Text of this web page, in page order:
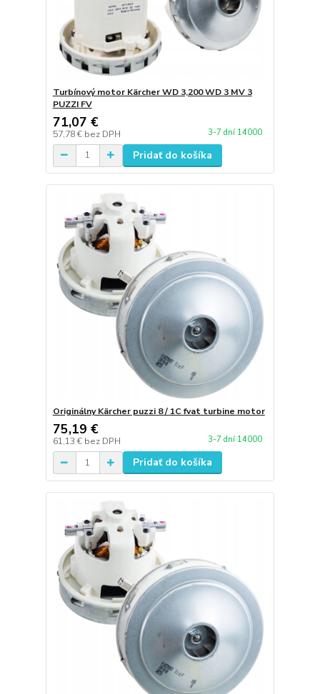
Turbínový motor Kärcher WD 3,200 WD 3 MV 3
PUZZI FV
71,07 €
57,78 € bez DPH 3-7 dní 14000
Pridať do košíka
Originálny Kärcher puzzi 8 / 1C fvat turbine motor
75,19 €
61,13 € bez DPH 3-7 dní 14000
Pridať do košíka